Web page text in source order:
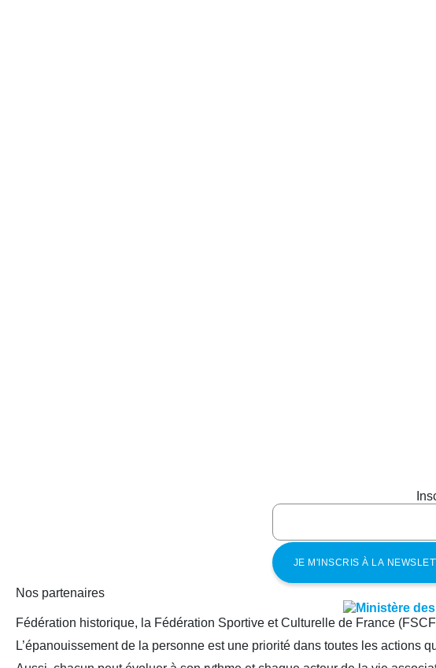
Nos partenaires
Fédération historique, la Fédération Sportive et Culturelle de France
L’épanouissement de la personne est une priorité dans toutes les actions